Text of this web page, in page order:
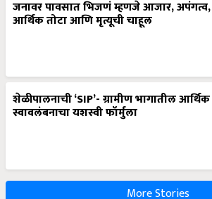
आर्थिक तोटा आणि मृत्यूची चाहूल
स्वावलंबनाचा यशस्वी फॉर्मुला
More Stories